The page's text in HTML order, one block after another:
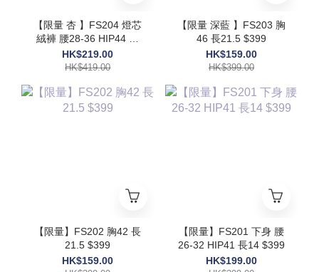
【限量 杏 】FS204 燈芯
絨褲 腰28-36 HIP44 長
39 $419
HK$219.00
HK$419.00
【限量 深藍 】FS203 胸
46 長21.5 $399
HK$159.00
HK$399.00
【限量】FS202 胸42 長
21.5 $399
HK$159.00
【限量】FS201 下身 腰
26-32 HIP41 長14 $399
HK$199.00